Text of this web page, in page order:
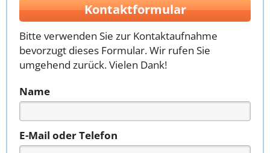
Kontaktformular
Bitte verwenden Sie zur Kontaktaufnahme
bevorzugt dieses Formular. Wir rufen Sie
umgehend zurück. Vielen Dank!
Name
E-Mail oder Telefon